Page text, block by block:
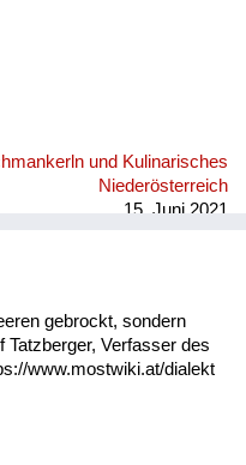
und Kulinarisches
Niederösterreich
15. Juni 2021
gebrockt, sondern
Verfasser des
www.mostwiki.at/dialekt